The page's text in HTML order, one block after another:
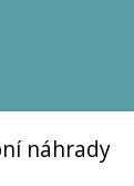
náhrady